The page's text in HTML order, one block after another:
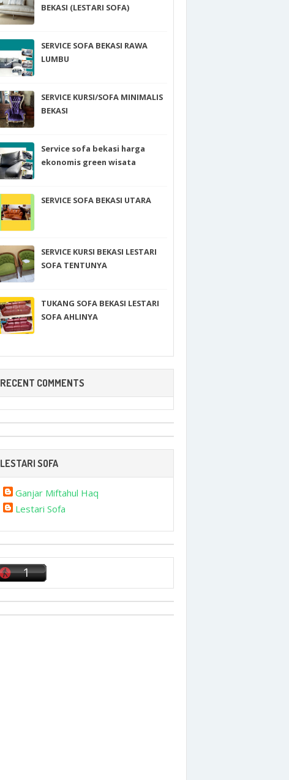
BEKASI (LESTARI SOFA)
SERVICE SOFA BEKASI RAWA
LUMBU
SERVICE KURSI/SOFA MINIMALIS
BEKASI
Service sofa bekasi harga
ekonomis green wisata
SERVICE SOFA BEKASI UTARA
SERVICE KURSI BEKASI LESTARI
SOFA TENTUNYA
TUKANG SOFA BEKASI LESTARI
SOFA AHLINYA
RECENT COMMENTS
LESTARI SOFA
Ganjar Miftahul Haq
Lestari Sofa